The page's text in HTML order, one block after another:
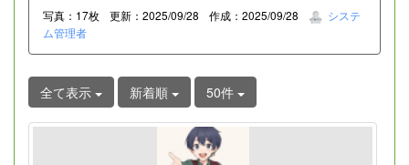
写真：17枚 更新：2025/09/28 作成：2025/09/28
システ
ム管理者
全て表示 新着順 50件